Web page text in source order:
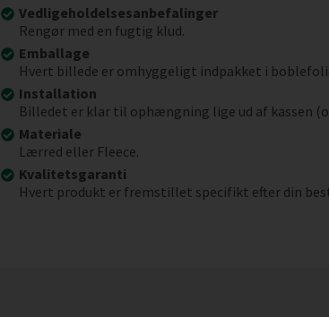
Vedligeholdelsesanbefalinger
Rengør med en fugtig klud.
Emballage
Hvert billede er omhyggeligt indpakket i
Installation
Billedet er klar til ophængning lige ud af kassen
Materiale
Lærred eller Fleece.
Kvalitetsgaranti
Hvert produkt er fremstillet specifikt efter din